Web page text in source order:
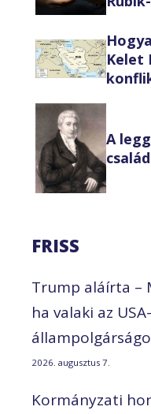
Kelet
A
FRISS
Trump aláírta –
ha valaki az
2026. augusztus 7.
Kormányzati